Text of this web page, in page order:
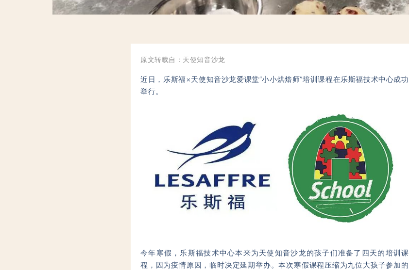
原文转载自：天使知音沙龙
近日，乐斯福×天使知音沙龙爱课堂“小小烘焙师”培训课程在乐斯福技术中心成功
举行。
今年寒假，乐斯福技术中心本来为天使知音沙龙的孩子们准备了四天的培训课
程，因为疫情原因，临时决定延期举办。本次寒假课程压缩为九位大孩子参加的